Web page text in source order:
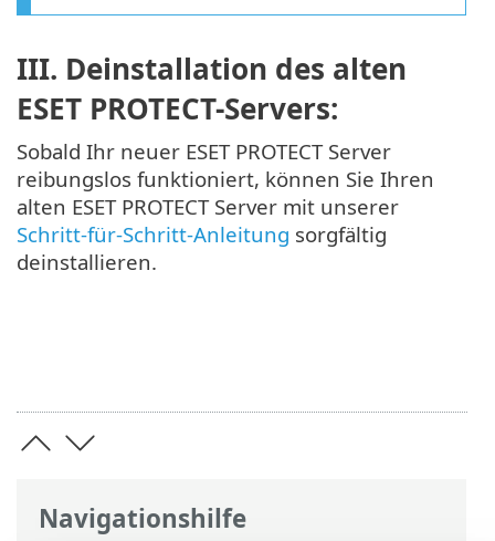
Navigationshilfe
III. Deinstallation des alten
ESET PROTECT-Servers:
Sobald Ihr neuer ESET PROTECT Server
reibungslos funktioniert, können Sie Ihren
alten ESET PROTECT Server mit unserer
Schritt-für-Schritt-Anleitung sorgfältig
deinstallieren.